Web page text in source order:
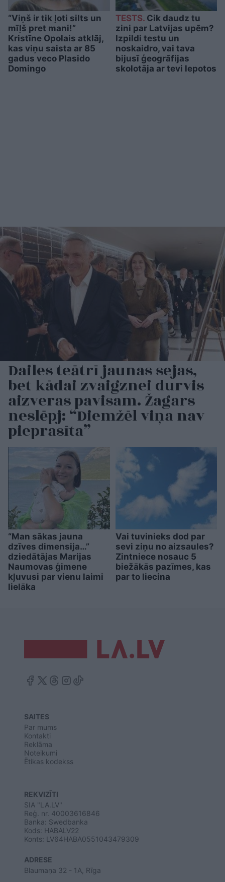
“Viņš ir tik ļoti silts un
mīļš pret mani!”
Kristīne Opolais atklāj,
kas viņu saista ar 85
gadus veco Plasido
Domingo
TESTS.Cik daudz tu
zini par Latvijas upēm?
Izpildi testu un
noskaidro, vai tava
bijusī ģeogrāfijas
skolotāja ar tevi lepotos
Dailes teātrī jaunas sejas,
bet kādai zvaigznei durvis
aizveras pavisam. Žagars
neslēpj: “Diemžēl viņa nav
pieprasīta”
“Man sākas jauna
dzīves dimensija…”
dziedātājas Marijas
Naumovas ģimene
kļuvusi par vienu laimi
lielāka
Vai tuvinieks dod par
sevi ziņu no aizsaules?
Zintniece nosauc 5
biežākās pazīmes, kas
par to liecina
SAITES
Par mums
Kontakti
Reklāma
Noteikumi
Ētikas kodekss
REKVIZĪTI
SIA "LA.LV"
Reģ. nr. 40003616846
Banka: Swedbanka
Kods: HABALV22
Konts: LV64HABA0551043479309
ADRESE
Blaumaņa 32 - 1A, Rīga